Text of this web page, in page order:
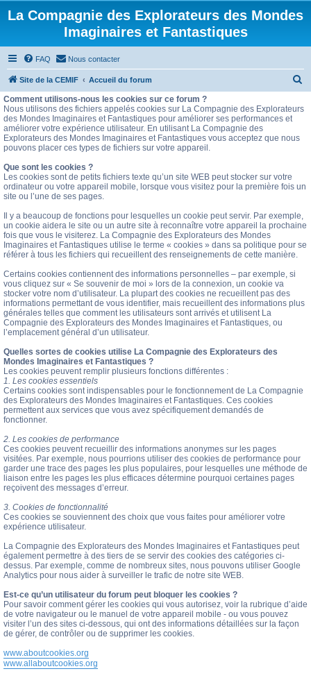
La Compagnie des Explorateurs des Mondes
Imaginaires et Fantastiques
FAQ Nous contacter
Site de la CEMIF Accueil du forum
c
r
Comment utilisons-nous les cookies sur ce forum ?
Nous utilisons des fichiers appelés cookies sur La Compagnie des Explorateurs
des Mondes Imaginaires et Fantastiques pour améliorer ses performances et
améliorer votre expérience utilisateur. En utilisant La Compagnie des
Explorateurs des Mondes Imaginaires et Fantastiques vous acceptez que nous
pouvons placer ces types de fichiers sur votre appareil.
Que sont les cookies ?
Les cookies sont de petits fichiers texte qu’un site WEB peut stocker sur votre
ordinateur ou votre appareil mobile, lorsque vous visitez pour la première fois un
site ou l’une de ses pages.
Il y a beaucoup de fonctions pour lesquelles un cookie peut servir. Par exemple,
un cookie aidera le site ou un autre site à reconnaître votre appareil la prochaine
fois que vous le visiterez. La Compagnie des Explorateurs des Mondes
Imaginaires et Fantastiques utilise le terme « cookies » dans sa politique pour se
référer à tous les fichiers qui recueillent des renseignements de cette manière.
Certains cookies contiennent des informations personnelles – par exemple, si
vous cliquez sur « Se souvenir de moi » lors de la connexion, un cookie va
stocker votre nom d’utilisateur. La plupart des cookies ne recueillent pas des
informations permettant de vous identifier, mais recueillent des informations plus
générales telles que comment les utilisateurs sont arrivés et utilisent La
Compagnie des Explorateurs des Mondes Imaginaires et Fantastiques, ou
l’emplacement général d’un utilisateur.
Quelles sortes de cookies utilise La Compagnie des Explorateurs des
Mondes Imaginaires et Fantastiques ?
Les cookies peuvent remplir plusieurs fonctions différentes :
1. Les cookies essentiels
Certains cookies sont indispensables pour le fonctionnement de La Compagnie
des Explorateurs des Mondes Imaginaires et Fantastiques. Ces cookies
permettent aux services que vous avez spécifiquement demandés de
fonctionner.
2. Les cookies de performance
Ces cookies peuvent recueillir des informations anonymes sur les pages
visitées. Par exemple, nous pourrions utiliser des cookies de performance pour
garder une trace des pages les plus populaires, pour lesquelles une méthode de
liaison entre les pages les plus efficaces détermine pourquoi certaines pages
reçoivent des messages d’erreur.
3. Cookies de fonctionnalité
Ces cookies se souviennent des choix que vous faites pour améliorer votre
expérience utilisateur.
La Compagnie des Explorateurs des Mondes Imaginaires et Fantastiques peut
également permettre à des tiers de se servir des cookies des catégories ci-
dessus. Par exemple, comme de nombreux sites, nous pouvons utiliser Google
Analytics pour nous aider à surveiller le trafic de notre site WEB.
Est-ce qu’un utilisateur du forum peut bloquer les cookies ?
Pour savoir comment gérer les cookies qui vous autorisez, voir la rubrique d’aide
de votre navigateur ou le manuel de votre appareil mobile - ou vous pouvez
visiter l’un des sites ci-dessous, qui ont des informations détaillées sur la façon
de gérer, de contrôler ou de supprimer les cookies.
www.aboutcookies.org
www.allaboutcookies.org